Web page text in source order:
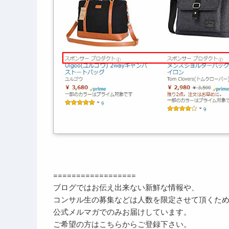
==================
ブログではお伝え出来ない新鮮な情報や、
コンサル生の募集などは人数を限定させて頂くため
公式メルマガでのみお届けしています。
ご希望の方はこちらからご登録下さい。